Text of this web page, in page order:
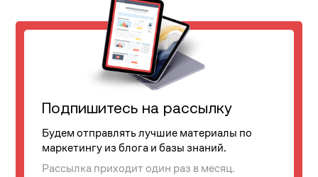
Подпишитесь на рассылку
Будем отправлять лучшие материалы по
маркетингу из блога и базы знаний.
Рассылка приходит один раз в месяц.